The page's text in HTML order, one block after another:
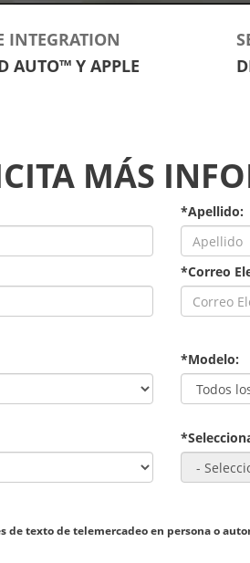
INTEGRATION
AUTO™ Y APPLE
MÁS
*Apellido:
*Correo
*Modelo:
texto de telemercadeo en persona o